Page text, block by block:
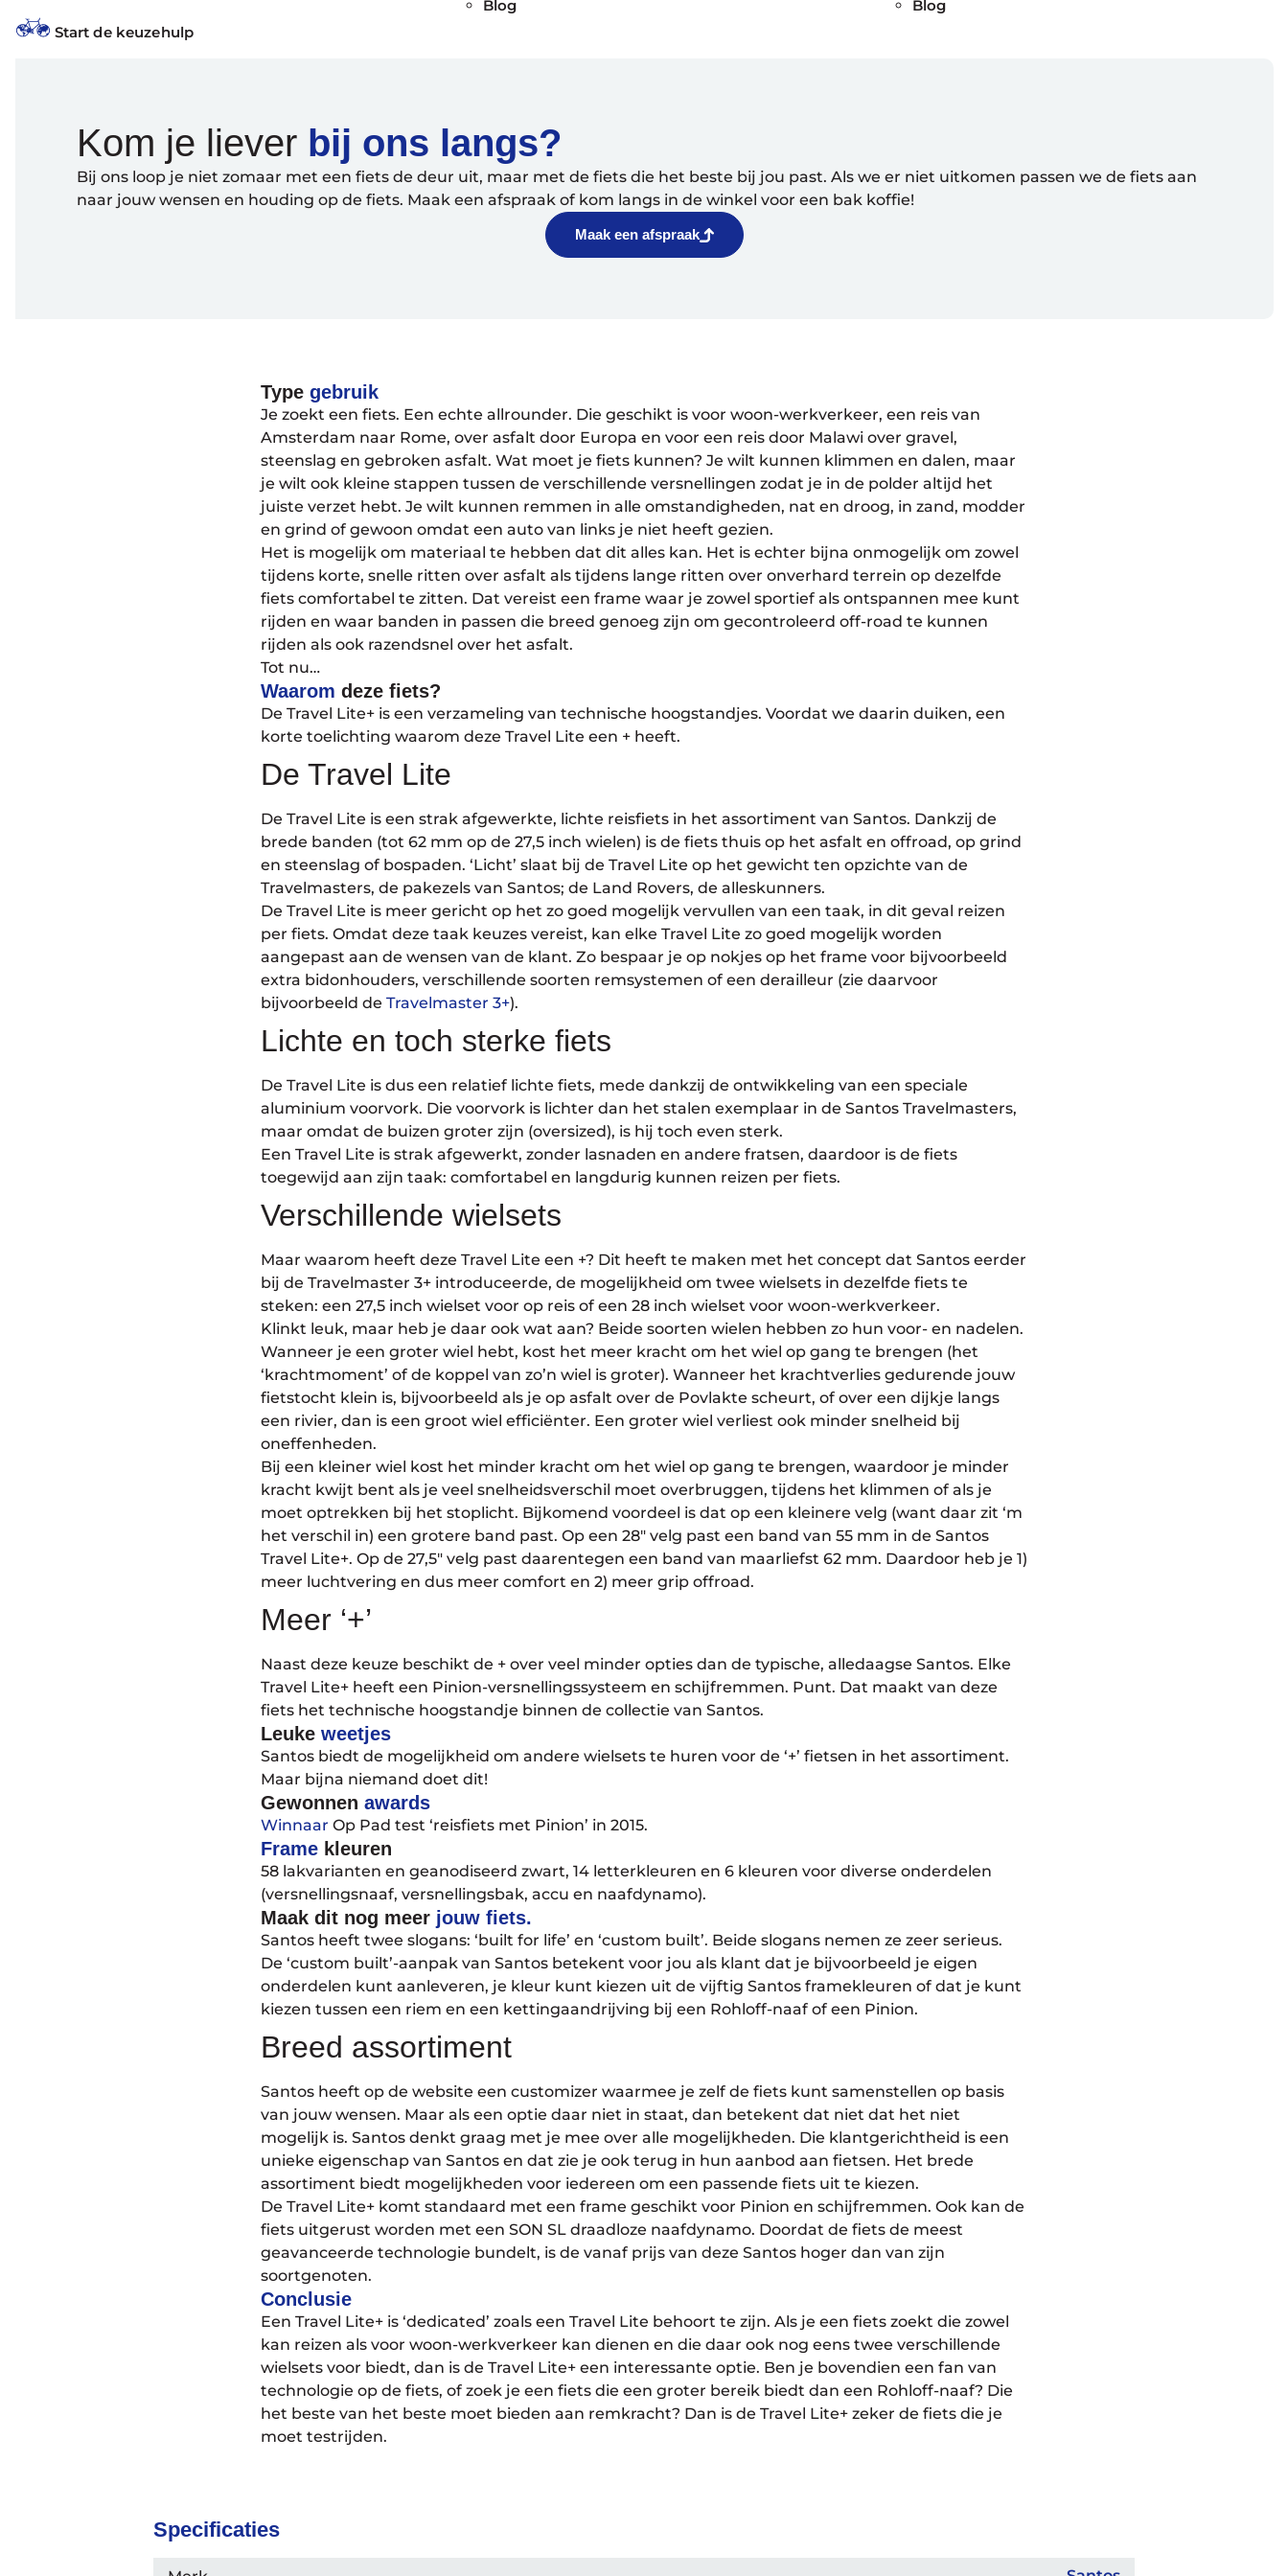
Blog
Blog
Start de keuzehulp
Kom je liever bij ons langs?
Bij ons loop je niet zomaar met een fiets de deur uit, maar met de fiets die het beste bij jou past. Als we er niet uitkomen passen we de fiets aan
naar jouw wensen en houding op de fiets. Maak een afspraak of kom langs in de winkel voor een bak koffie!
Maak een afspraak
Type gebruik
Je zoekt een fiets. Een echte allrounder. Die geschikt is voor woon-werkverkeer, een reis van
Amsterdam naar Rome, over asfalt door Europa en voor een reis door Malawi over gravel,
steenslag en gebroken asfalt. Wat moet je fiets kunnen? Je wilt kunnen klimmen en dalen, maar
je wilt ook kleine stappen tussen de verschillende versnellingen zodat je in de polder altijd het
juiste verzet hebt. Je wilt kunnen remmen in alle omstandigheden, nat en droog, in zand, modder
en grind of gewoon omdat een auto van links je niet heeft gezien.
Het is mogelijk om materiaal te hebben dat dit alles kan. Het is echter bijna onmogelijk om zowel
tijdens korte, snelle ritten over asfalt als tijdens lange ritten over onverhard terrein op dezelfde
fiets comfortabel te zitten. Dat vereist een frame waar je zowel sportief als ontspannen mee kunt
rijden en waar banden in passen die breed genoeg zijn om gecontroleerd off-road te kunnen
rijden als ook razendsnel over het asfalt.
Tot nu…
Waarom deze fiets?
De Travel Lite+ is een verzameling van technische hoogstandjes. Voordat we daarin duiken, een
korte toelichting waarom deze Travel Lite een + heeft.
De Travel Lite
De Travel Lite is een strak afgewerkte, lichte reisfiets in het assortiment van Santos. Dankzij de
brede banden (tot 62 mm op de 27,5 inch wielen) is de fiets thuis op het asfalt en offroad, op grind
en steenslag of bospaden. ‘Licht’ slaat bij de Travel Lite op het gewicht ten opzichte van de
Travelmasters, de pakezels van Santos; de Land Rovers, de alleskunners.
De Travel Lite is meer gericht op het zo goed mogelijk vervullen van een taak, in dit geval reizen
per fiets. Omdat deze taak keuzes vereist, kan elke Travel Lite zo goed mogelijk worden
aangepast aan de wensen van de klant. Zo bespaar je op nokjes op het frame voor bijvoorbeeld
extra bidonhouders, verschillende soorten remsystemen of een derailleur (zie daarvoor
bijvoorbeeld de Travelmaster 3+).
Lichte en toch sterke fiets
De Travel Lite is dus een relatief lichte fiets, mede dankzij de ontwikkeling van een speciale
aluminium voorvork. Die voorvork is lichter dan het stalen exemplaar in de Santos Travelmasters,
maar omdat de buizen groter zijn (oversized), is hij toch even sterk.
Een Travel Lite is strak afgewerkt, zonder lasnaden en andere fratsen, daardoor is de fiets
toegewijd aan zijn taak: comfortabel en langdurig kunnen reizen per fiets.
Verschillende wielsets
Maar waarom heeft deze Travel Lite een +? Dit heeft te maken met het concept dat Santos eerder
bij de Travelmaster 3+ introduceerde, de mogelijkheid om twee wielsets in dezelfde fiets te
steken: een 27,5 inch wielset voor op reis of een 28 inch wielset voor woon-werkverkeer.
Klinkt leuk, maar heb je daar ook wat aan? Beide soorten wielen hebben zo hun voor- en nadelen.
Wanneer je een groter wiel hebt, kost het meer kracht om het wiel op gang te brengen (het
‘krachtmoment’ of de koppel van zo’n wiel is groter). Wanneer het krachtverlies gedurende jouw
fietstocht klein is, bijvoorbeeld als je op asfalt over de Povlakte scheurt, of over een dijkje langs
een rivier, dan is een groot wiel efficiënter. Een groter wiel verliest ook minder snelheid bij
oneffenheden.
Bij een kleiner wiel kost het minder kracht om het wiel op gang te brengen, waardoor je minder
kracht kwijt bent als je veel snelheidsverschil moet overbruggen, tijdens het klimmen of als je
moet optrekken bij het stoplicht. Bijkomend voordeel is dat op een kleinere velg (want daar zit ‘m
het verschil in) een grotere band past. Op een 28″ velg past een band van 55 mm in de Santos
Travel Lite+. Op de 27,5″ velg past daarentegen een band van maarliefst 62 mm. Daardoor heb je 1)
meer luchtvering en dus meer comfort en 2) meer grip offroad.
Meer ‘+’
Naast deze keuze beschikt de + over veel minder opties dan de typische, alledaagse Santos. Elke
Travel Lite+ heeft een Pinion-versnellingssysteem en schijfremmen. Punt. Dat maakt van deze
fiets het technische hoogstandje binnen de collectie van Santos.
Leuke weetjes
Santos biedt de mogelijkheid om andere wielsets te huren voor de ‘+’ fietsen in het assortiment.
Maar bijna niemand doet dit!
Gewonnen awards
Winnaar Op Pad test ‘reisfiets met Pinion’ in 2015.
Frame kleuren
58 lakvarianten en geanodiseerd zwart, 14 letterkleuren en 6 kleuren voor diverse onderdelen
(versnellingsnaaf, versnellingsbak, accu en naafdynamo).
Maak dit nog meer jouw fiets.
Santos heeft twee slogans: ‘built for life’ en ‘custom built’. Beide slogans nemen ze zeer serieus.
De ‘custom built’-aanpak van Santos betekent voor jou als klant dat je bijvoorbeeld je eigen
onderdelen kunt aanleveren, je kleur kunt kiezen uit de vijftig Santos framekleuren of dat je kunt
kiezen tussen een riem en een kettingaandrijving bij een Rohloff-naaf of een Pinion.
Breed assortiment
Santos heeft op de website een customizer waarmee je zelf de fiets kunt samenstellen op basis
van jouw wensen. Maar als een optie daar niet in staat, dan betekent dat niet dat het niet
mogelijk is. Santos denkt graag met je mee over alle mogelijkheden. Die klantgerichtheid is een
unieke eigenschap van Santos en dat zie je ook terug in hun aanbod aan fietsen. Het brede
assortiment biedt mogelijkheden voor iedereen om een passende fiets uit te kiezen.
De Travel Lite+ komt standaard met een frame geschikt voor Pinion en schijfremmen. Ook kan de
fiets uitgerust worden met een SON SL draadloze naafdynamo. Doordat de fiets de meest
geavanceerde technologie bundelt, is de vanaf prijs van deze Santos hoger dan van zijn
soortgenoten.
Conclusie
Een Travel Lite+ is ‘dedicated’ zoals een Travel Lite behoort te zijn. Als je een fiets zoekt die zowel
kan reizen als voor woon-werkverkeer kan dienen en die daar ook nog eens twee verschillende
wielsets voor biedt, dan is de Travel Lite+ een interessante optie. Ben je bovendien een fan van
technologie op de fiets, of zoek je een fiets die een groter bereik biedt dan een Rohloff-naaf? Die
het beste van het beste moet bieden aan remkracht? Dan is de Travel Lite+ zeker de fiets die je
moet testrijden.
Specificaties